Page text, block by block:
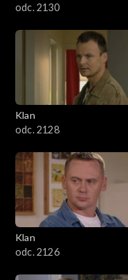
odc. 2130
Klan
odc. 2128
Klan
odc. 2126